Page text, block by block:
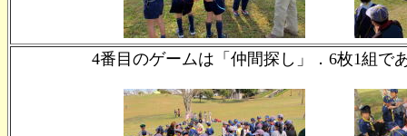
4番目のゲームは「仲間探し」．6枚1組で